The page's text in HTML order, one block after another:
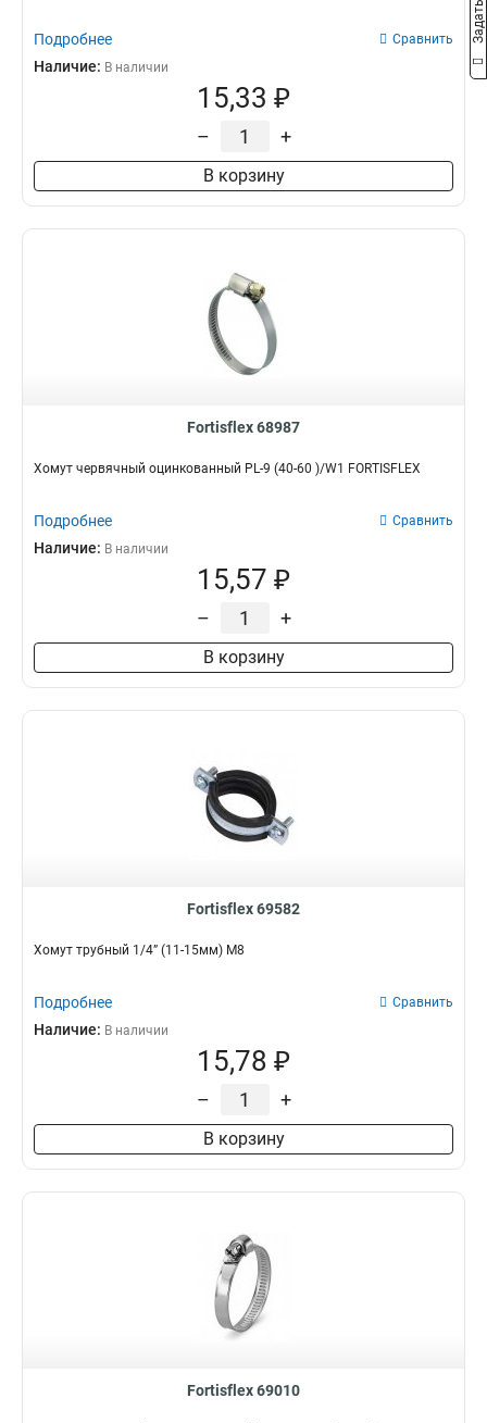
Подробнее Сравнить
Наличие: В наличии
15,33 ₽
– +
В корзину
Fortisflex 68987
Хомут червячный оцинкованный PL-9 (40-60 )/W1 FORTISFLEX
Подробнее Сравнить
Наличие: В наличии
15,57 ₽
– +
В корзину
Fortisflex 69582
Хомут трубный 1/4” (11-15мм) М8
Подробнее Сравнить
Наличие: В наличии
15,78 ₽
– +
В корзину
Fortisflex 69010